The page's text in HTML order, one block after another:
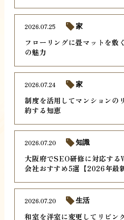
フローリングに畳マットを敷
の魅力
2026.07.25 家
制度を活用してマンションの
約する知恵
2026.07.24 家
大阪府でSEO研修に対応す
会社おすすめ5選【2026年最
2026.07.20 知識
和室を洋室に変更してリビン
2026.07.20 生活